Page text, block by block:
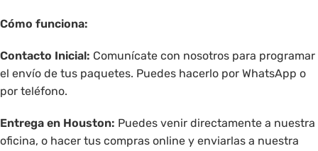
Cómo funciona:
Contacto Inicial: Comunícate con nosotros para programar
el envío de tus paquetes. Puedes hacerlo por WhatsApp o
por teléfono.
Entrega en Houston: Puedes venir directamente a nuestra
oficina, o hacer tus compras online y enviarlas a nuestra